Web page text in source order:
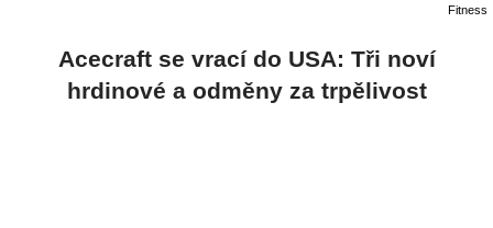
Fitness
Acecraft se vrací do USA: Tři noví
hrdinové a odměny za trpělivost